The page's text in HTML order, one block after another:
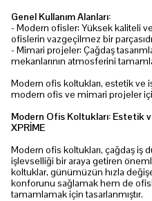
Genel Kullanım Alanları:
- Modern ofisler: Yüksek kaliteli
ofislerin vazgeçilmez bir
- Mimari projeler: Çağdaş
mekanlarının atmosferini
Modern ofis koltukları, estetik ve
modern ofis ve mimari projeler
Modern Ofis Koltukları: Estetik
XPRİME
Modern ofis koltukları, çağdaş iş
işlevselliği bir araya getiren
koltuklar, günümüzün hızla
konforunu sağlamak hem de
tamamlamak için tasarlanmıştır.